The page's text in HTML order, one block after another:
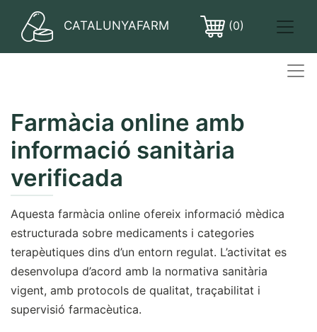
CATALUNYAFARM (0)
Farmàcia online amb
informació sanitària
verificada
Aquesta farmàcia online ofereix informació mèdica
estructurada sobre medicaments i categories
terapèutiques dins d’un entorn regulat. L’activitat es
desenvolupa d’acord amb la normativa sanitària
vigent, amb protocols de qualitat, traçabilitat i
supervisió farmacèutica.